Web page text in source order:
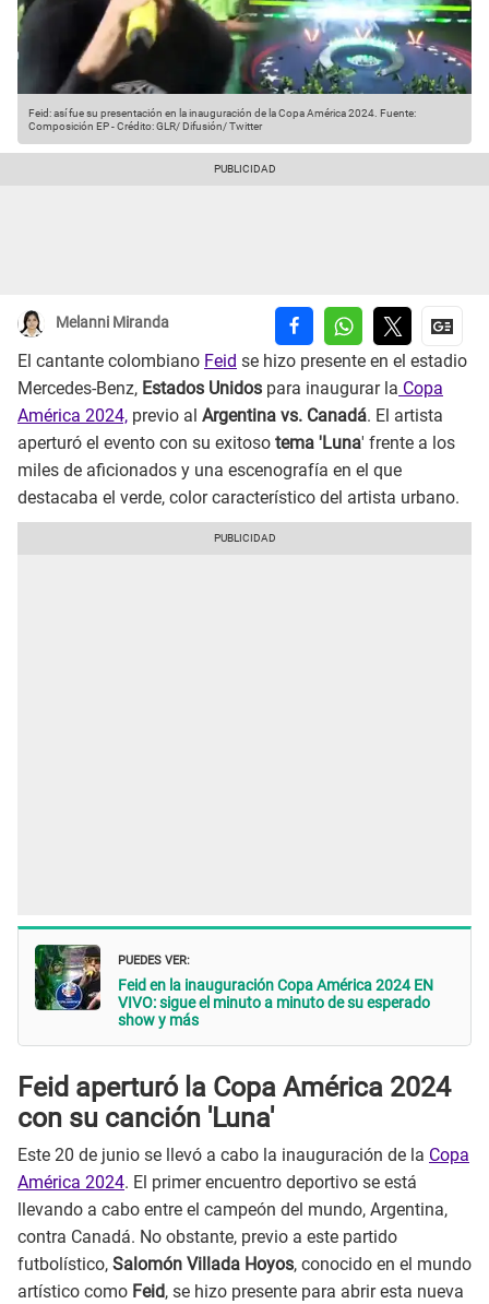
Feid: así fue su presentación en la inauguración de la Copa América 2024. Fuente:
Composición EP-Crédito: GLR/ Difusión/ Twitter
Melanni Miranda
El cantante colombiano Feid se hizo presente en el estadio
Mercedes-Benz, Estados Unidos para inaugurar la Copa
América 2024, previo al Argentina vs. Canadá. El artista
aperturó el evento con su exitoso tema 'Luna' frente a los
miles de aficionados y una escenografía en el que
destacaba el verde, color característico del artista urbano.
PUEDES VER:
Feid en la inauguración Copa América 2024 EN
VIVO: sigue el minuto a minuto de su esperado
show y más
Feid aperturó la Copa América 2024
con su canción 'Luna'
Este 20 de junio se llevó a cabo la inauguración de la Copa
América 2024. El primer encuentro deportivo se está
llevando a cabo entre el campeón del mundo, Argentina,
contra Canadá. No obstante, previo a este partido
futbolístico, Salomón Villada Hoyos, conocido en el mundo
artístico como Feid, se hizo presente para abrir esta nueva